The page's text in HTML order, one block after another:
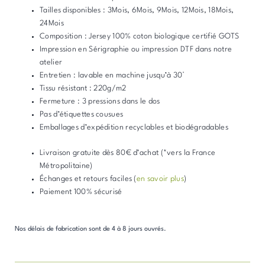
Tailles disponibles : 3Mois, 6Mois, 9Mois, 12Mois, 18Mois,
24Mois
Composition : Jersey 100% coton biologique certifié GOTS
Impression en Sérigraphie ou impression DTF dans notre
atelier
Entretien : lavable en machine jusqu’à 30°
Tissu résistant : 220g/m2
Fermeture : 3 pressions dans le dos
Pas d’étiquettes cousues
Emballages d’expédition recyclables et biodégradables
Livraison gratuite dès 80€ d’achat (*vers la France
Métropolitaine)
Échanges et retours faciles (en savoir plus)
Paiement 100% sécurisé
Nos délais de fabrication sont de 4 à 8 jours ouvrés.